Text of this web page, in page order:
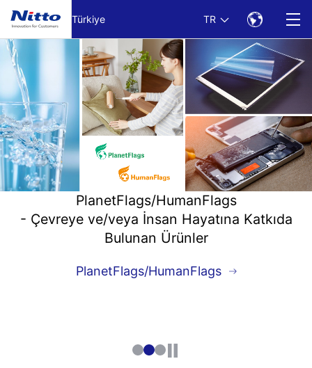
Ana metne git
Türkiye TR
PlanetFlags/HumanFlags
- Çevreye ve/veya İnsan Hayatına Katkıda
Bulunan Ürünler
PlanetFlags/HumanFlags